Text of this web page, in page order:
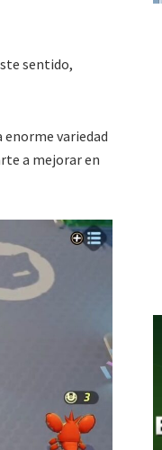
sentido,
enorme variedad
a mejorar en